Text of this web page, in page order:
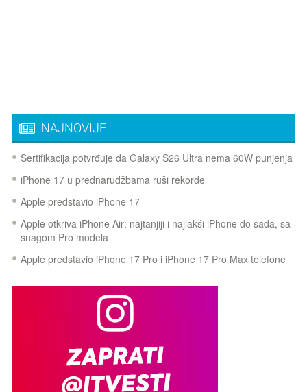
NAJNOVIJE
Sertifikacija potvrđuje da Galaxy S26 Ultra nema 60W punjenja
iPhone 17 u prednarudžbama ruši rekorde
Apple predstavio iPhone 17
Apple otkriva iPhone Air: najtanjiji i najlakši iPhone do sada, sa
snagom Pro modela
Apple predstavio iPhone 17 Pro i iPhone 17 Pro Max telefone